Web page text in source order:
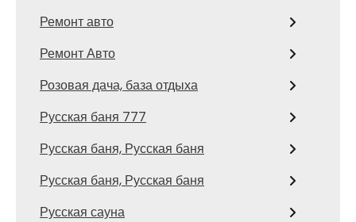
Ремонт авто
Ремонт Авто
Розовая дача, база отдыха
Русская баня 777
Русская баня, Русская баня
Русская баня, Русская баня
Русская сауна